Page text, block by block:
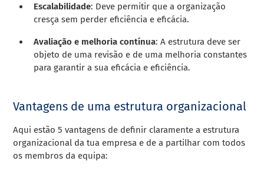
Escalabilidade: Deve permitir que a organização
cresça sem perder eficiência e eficácia.
Avaliação e melhoria contínua: A estrutura deve ser
objeto de uma revisão e de uma melhoria constantes
para garantir a sua eficácia e eficiência.
Vantagens de uma estrutura organizacional
Aqui estão 5 vantagens de definir claramente a estrutura
organizacional da tua empresa e de a partilhar com todos
os membros da equipa: